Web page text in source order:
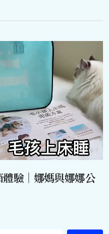
驗｜娜媽與娜娜公